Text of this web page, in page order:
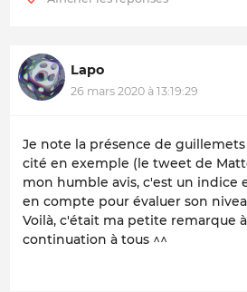
Lapo
26 mars 2020 à 13:19:29
Je note la présence de
cité en exemple (le tweet de
mon humble avis, c'est un indice
en compte pour évaluer son
Voilà, c'était ma petite remarque
continuation à tous ^^